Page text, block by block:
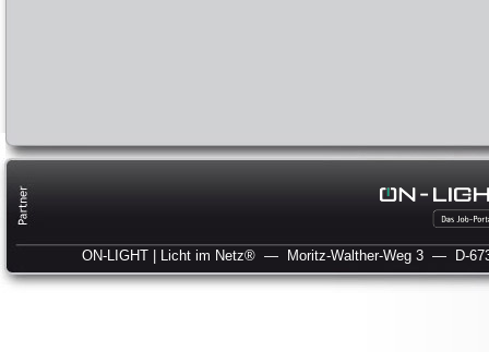
ON-LIGHT | Licht im Netz® — Moritz-Walther-Weg 3 — D-